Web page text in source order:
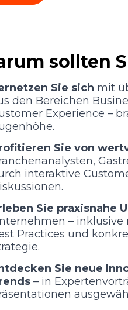
sollten
Sie sich mit
den Bereichen
Experience –
Sie von
interaktive
Sie praxisnahe
– inklusive
Practices und
Sie neue
– in